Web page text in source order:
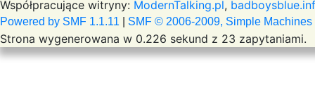
Współpracujące witryny: ModernTalking.pl,
Powered by SMF 1.1.11 SMF © 2006-2009, Simple Machines
Strona wygenerowana w 0.226 sekund z 23 zapytaniami.